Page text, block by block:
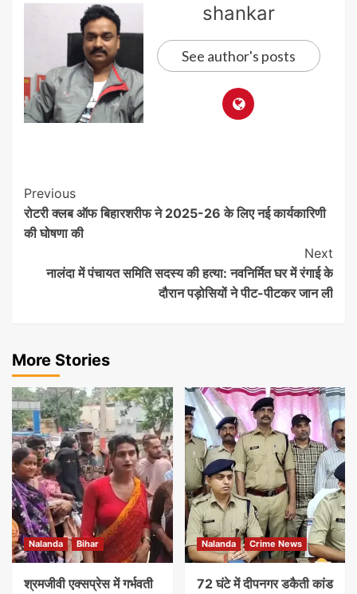
shankar
See author's posts
Post
Navigation
Previous
रोटरी क्लब ऑफ बिहारशरीफ ने 2025-26 के लिए नई कार्यकारिणी
की घोषणा की
Next
नालंदा में पंचायत समिति सदस्य की हत्या: नवनिर्मित घर में रंगाई के
दौरान पड़ोसियों ने पीट-पीटकर जान ली
More Stories
Nalanda Bihar
श्रमजीवी एक्सप्रेस में गर्भवती
Nalanda Crime News
72 घंटे में दीपनगर डकैती कांड